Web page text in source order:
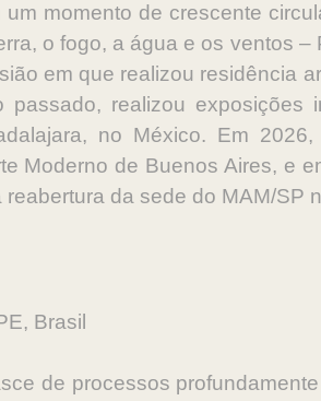
momento de crescente
o fogo, a água e os ventos
em que realizou residência
passado, realizou
no México. Em
Moderno de Buenos Aires, e
da sede do MAM/SP
Brasil
de processos